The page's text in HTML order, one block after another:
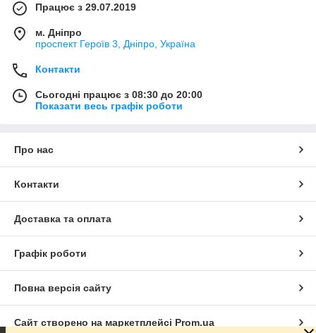
Працює з 29.07.2019
м. Дніпро
проспект Героїв 3, Дніпро, Україна
Контакти
Сьогодні працює з 08:30 до 20:00
Показати весь графік роботи
Про нас
Контакти
Доставка та оплата
Графік роботи
Повна версія сайту
Сайт створено на маркетплейсі Prom.ua